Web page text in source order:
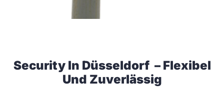
Security In Düsseldorf – Flexibel
Und Zuverlässig